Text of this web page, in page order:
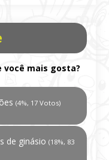
você mais gosta?
(4%, 17 Votos)
de ginásio (18%, 83